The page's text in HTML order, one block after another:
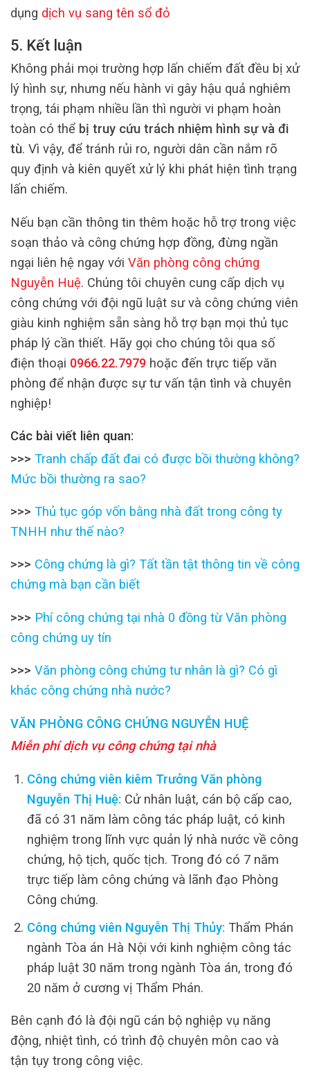
dụng dịch vụ sang tên sổ đỏ
5. Kết luận
Không phải mọi trường hợp lấn chiếm đất đều bị xử
lý hình sự, nhưng nếu hành vi gây hậu quả nghiêm
trọng, tái phạm nhiều lần thì người vi phạm hoàn
toàn có thể bị truy cứu trách nhiệm hình sự và đi
tù. Vì vậy, để tránh rủi ro, người dân cần nắm rõ
quy định và kiên quyết xử lý khi phát hiện tình trạng
lấn chiếm.
Nếu bạn cần thông tin thêm hoặc hỗ trợ trong việc
soạn thảo và công chứng hợp đồng, đừng ngần
ngại liên hệ ngay với Văn phòng công chứng
Nguyễn Huệ. Chúng tôi chuyên cung cấp dịch vụ
công chứng với đội ngũ luật sư và công chứng viên
giàu kinh nghiệm sẵn sàng hỗ trợ bạn mọi thủ tục
pháp lý cần thiết. Hãy gọi cho chúng tôi qua số
điện thoại 0966.22.7979 hoặc đến trực tiếp văn
phòng để nhận được sự tư vấn tận tình và chuyên
nghiệp!
Các bài viết liên quan:
>>> Tranh chấp đất đai có được bồi thường không?
Mức bồi thường ra sao?
>>> Thủ tục góp vốn bằng nhà đất trong công ty
TNHH như thế nào?
>>> Công chứng là gì? Tất tần tật thông tin về công
chứng mà bạn cần biết
>>> Phí công chứng tại nhà 0 đồng từ Văn phòng
công chứng uy tín
>>> Văn phòng công chứng tư nhân là gì? Có gì
khác công chứng nhà nước?
VĂN PHÒNG CÔNG CHỨNG NGUYỄN HUỆ
Miễn phí dịch vụ công chứng tại nhà
Công chứng viên kiêm Trưởng Văn phòng
Nguyễn Thị Huệ: Cử nhân luật, cán bộ cấp cao,
đã có 31 năm làm công tác pháp luật, có kinh
nghiệm trong lĩnh vực quản lý nhà nước về công
chứng, hộ tịch, quốc tịch. Trong đó có 7 năm
trực tiếp làm công chứng và lãnh đạo Phòng
Công chứng.
Công chứng viên Nguyễn Thị Thủy: Thẩm Phán
ngành Tòa án Hà Nội với kinh nghiệm công tác
pháp luật 30 năm trong ngành Tòa án, trong đó
20 năm ở cương vị Thẩm Phán.
Bên cạnh đó là đội ngũ cán bộ nghiệp vụ năng
động, nhiệt tình, có trình độ chuyên môn cao và
tận tụy trong công việc.